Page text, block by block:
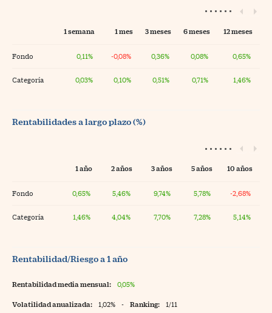
1 semana 1 mes 3 meses 6 meses 12 meses
Fondo 0,11% -0,08% 0,36% 0,08% 0,65%
Categoría 0,03% 0,10% 0,51% 0,71% 1,46%
Rentabilidades a largo plazo (%)
1 año 2 años 3 años 5 años 10 años
Fondo 0,65% 5,46% 9,74% 5,78% -2,68%
Categoría 1,46% 4,04% 7,70% 7,28% 5,14%
Rentabilidad/Riesgo a 1 año
Rentabilidad media mensual: 0,05%
Volatilidad anualizada: 1,02% - Ranking: 1/11